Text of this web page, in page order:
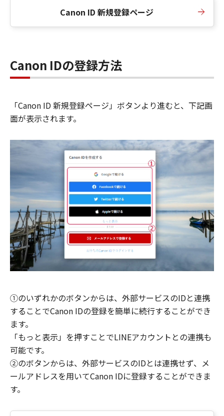
Canon ID 新規登録ページ
Canon IDの登録方法
「Canon ID 新規登録ページ」ボタンより進むと、下記画
面が表示されます。
①のいずれかのボタンからは、外部サービスのIDと連携
することでCanon IDの登録を簡単に続行することができ
ます。
「もっと表示」を押すことでLINEアカウントとの連携も
可能です。
②のボタンからは、外部サービスのIDとは連携せず、メ
ールアドレスを用いてCanon IDに登録することができま
す。